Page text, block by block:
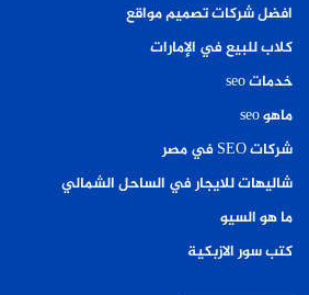
افضل شركات تصميم مواقع
كلاب للبيع في الإمارات
خدمات seo
ماهو seo
شركات SEO في مصر
شاليهات للايجار في الساحل الشمالي
ما هو السيو
كتب سور الازبكية